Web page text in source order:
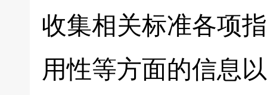
收集相关标准各项
用性等方面的信息